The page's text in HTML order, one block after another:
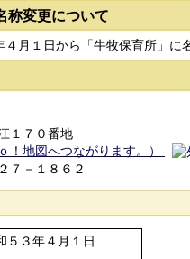
称変更について
月１日から「牛牧保育所」に
１７０番地
！地図へつながります。）
７－１８６２
５３年４月１日